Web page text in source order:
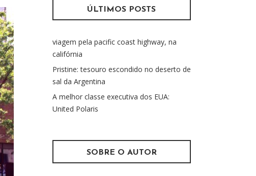
i
a
r
p
o
r
:
ÚLTIMOS POSTS
viagem pela pacific coast highway, na
califórnia
Pristine: tesouro escondido no deserto de
sal da Argentina
A melhor classe executiva dos EUA:
United Polaris
SOBRE O AUTOR